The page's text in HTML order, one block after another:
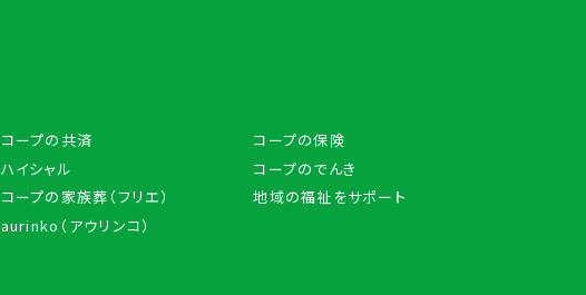
コープの共済
コープの保険
ハイシャル
コープのでんき
コープの家族葬（フリエ）
地域の福祉をサポート
aurinko（アウリンコ）